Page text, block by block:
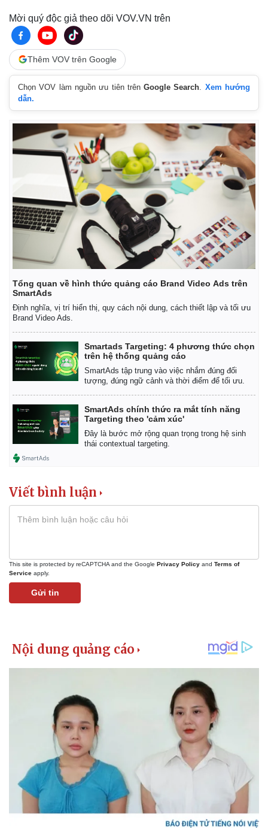
Kinh tế
Bất động sản
Giá cà phê
Mời quý độc giả theo dõi VOV.VN trên
Thêm VOV trên Google
Chọn VOV làm nguồn ưu tiên trênGoogle Search
Xem hướng
dẫn.
Tổng quan về hình thức quảng cáo Brand Video Ads trên
SmartAds
Định nghĩa, vị trí hiển thị, quy cách nội dung, cách thiết lập và tối ưu
Brand Video Ads.
Smartads Targeting: 4 phương thức chọn
trên hệ thống quảng cáo
SmartAds tập trung vào việc nhắm đúng đối
tượng, đúng ngữ cảnh và thời điểm để tối ưu.
SmartAds chính thức ra mắt tính năng
Targeting theo 'cảm xúc'
Đây là bước mở rộng quan trọng trong hệ sinh
thái contextual targeting.
Viết bình luận
This site is protected by reCAPTCHA and the Google Privacy Policy and Terms of
Service apply.
Gửi tin